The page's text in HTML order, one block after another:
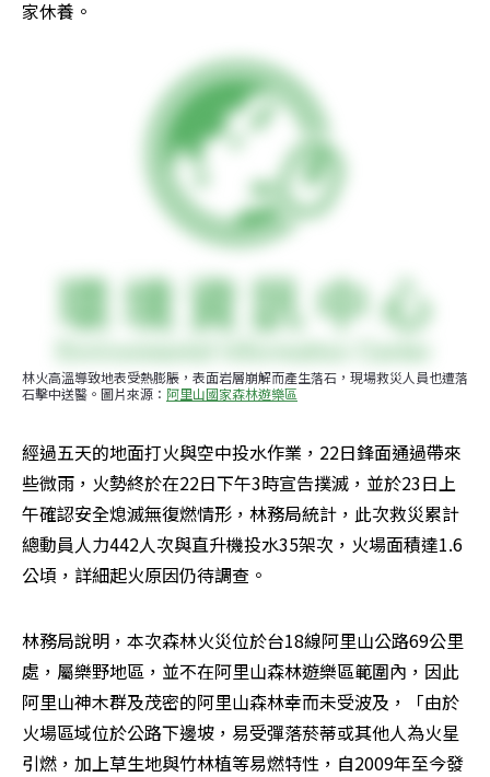
家休養。
林火高溫導致地表受熱膨脹，表面岩層崩解而產生落石，現場救災人員也遭落
石擊中送醫。圖片來源： 阿里山國家森林遊樂區
經過五天的地面打火與空中投水作業，22日鋒面通過帶來
些微雨，火勢終於在22日下午3時宣告撲滅，並於23日上
午確認安全熄滅無復燃情形，林務局統計，此次救災累計
總動員人力442人次與直升機投水35架次，火場面積達1.6
公頃，詳細起火原因仍待調查。
林務局說明，本次森林火災位於台18線阿里山公路69公里
處，屬樂野地區，並不在阿里山森林遊樂區範圍內，因此
阿里山神木群及茂密的阿里山森林幸而未受波及，「由於
火場區域位於公路下邊坡，易受彈落菸蒂或其他人為火星
引燃，加上草生地與竹林植等易燃特性，自2009年至今發